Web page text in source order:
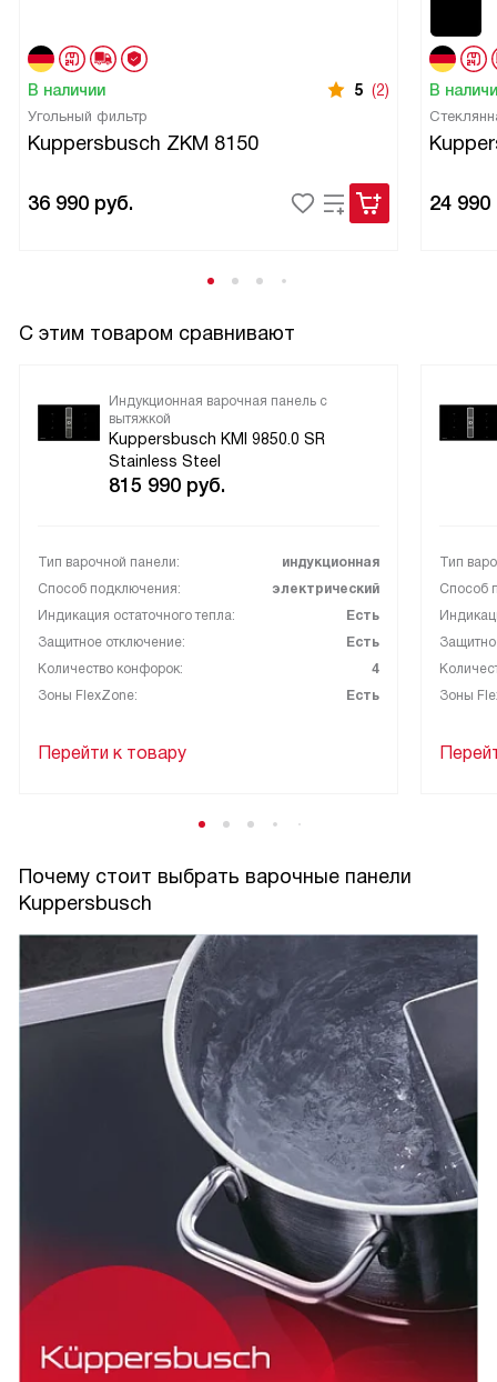
В наличии 5 (2)
Угольный фильтр
Kuppersbusch ZKM 8150
36 990 руб.
В
24 990
С этим товаром сравнивают
Индукционная варочная панель с
вытяжкой
Kuppersbusch KMI 9850.0 SR
Stainless Steel
815 990 руб.
Тип варочной панели:
индукционная
Способ подключения:
электрический
Индикация остаточного тепла:
Есть
Защитное отключение:
Есть
Количество конфорок:
4
Зоны FlexZone:
Есть
Перейти к товару
Тип
Способ
Зоны
Почему стоит выбрать варочные панели
Kuppersbusch